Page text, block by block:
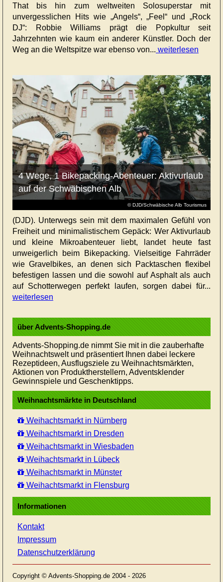
That bis hin zum weltweiten Solosuperstar mit
unvergesslichen Hits wie „Angels“, „Feel“ und „Rock
DJ“: Robbie Williams prägt die Popkultur seit
Jahrzehnten wie kaum ein anderer Künstler. Doch der
Weg an die Weltspitze war ebenso von... weiterlesen
© DJD/Schwäbische Alb Tourismus
4 Wege, 1 Bikepacking-Abenteuer: Aktivurlaub
auf der Schwäbischen Alb
(DJD). Unterwegs sein mit dem maximalen Gefühl von
Freiheit und minimalistischem Gepäck: Wer Aktivurlaub
und kleine Mikroabenteuer liebt, landet heute fast
unweigerlich beim Bikepacking. Vielseitige Fahrräder
wie Gravelbikes, an denen sich Packtaschen flexibel
befestigen lassen und die sowohl auf Asphalt als auch
auf Schotterwegen perfekt laufen, sorgen dabei für...
weiterlesen
über Advents-Shopping.de
Advents-Shopping.de nimmt Sie mit in die zauberhafte
Weihnachtswelt und präsentiert Ihnen dabei leckere
Rezeptideen, Ausflugsziele zu Weihnachtsmärkten,
Aktionen von Produktherstellern, Adventsklender
Gewinnspiele und Geschenktipps.
Weihnachtsmärkte in Deutschland
Weihachtsmarkt in Nürnberg
Weihachtsmarkt in Dresden
Weihachtsmarkt in Wiesbaden
Weihachtsmarkt in Lübeck
Weihachtsmarkt in Münster
Weihachtsmarkt in Flensburg
Informationen
Kontakt
Impressum
Datenschutzerklärung
Copyright © Advents-Shopping.de 2004 - 2026